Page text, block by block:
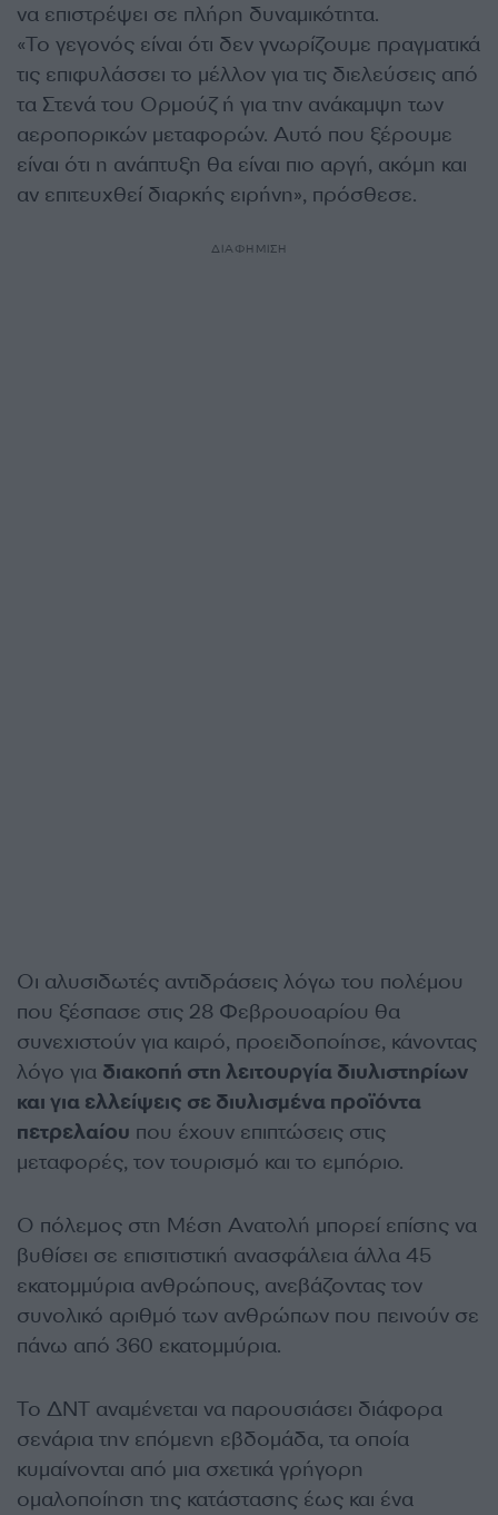
να επιστρέψει σε πλήρη δυναμικότητα.
«Το γεγονός είναι ότι δεν γνωρίζουμε πραγματικά
τις επιφυλάσσει το μέλλον για τις διελεύσεις από
τα Στενά του Ορμούζ ή για την ανάκαμψη των
αεροπορικών μεταφορών. Αυτό που ξέρουμε
είναι ότι η ανάπτυξη θα είναι πιο αργή, ακόμη και
αν επιτευχθεί διαρκής ειρήνη», πρόσθεσε.
ΔΙΑΦΗΜΙΣΗ
Οι αλυσιδωτές αντιδράσεις λόγω του πολέμου
που ξέσπασε στις 28 Φεβρουοαρίου θα
συνεχιστούν για καιρό, προειδοποίησε, κάνοντας
λόγο για διακοπή στη λειτουργία διυλιστηρίων
και για ελλείψεις σε διυλισμένα προϊόντα
πετρελαίου που έχουν επιπτώσεις στις
μεταφορές, τον τουρισμό και το εμπόριο.
Ο πόλεμος στη Μέση Ανατολή μπορεί επίσης να
βυθίσει σε επισιτιστική ανασφάλεια άλλα 45
εκατομμύρια ανθρώπους, ανεβάζοντας τον
συνολικό αριθμό των ανθρώπων που πεινούν σε
πάνω από 360 εκατομμύρια.
Το ΔΝΤ αναμένεται να παρουσιάσει διάφορα
σενάρια την επόμενη εβδομάδα, τα οποία
κυμαίνονται από μια σχετικά γρήγορη
ομαλοποίηση της κατάστασης έως και ένα